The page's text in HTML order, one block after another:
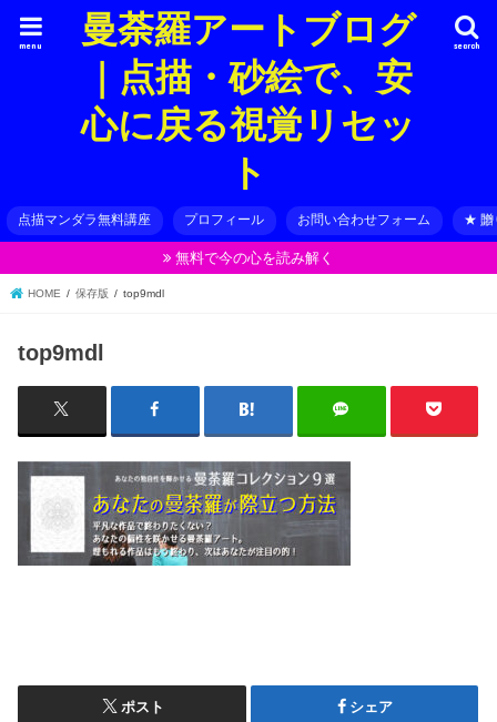
曼荼羅アートブログ
｜点描・砂絵で、安
心に戻る視覚リセッ
ト
search
menu
点描マンダラ無料講座 プロフィール お問い合わせフォーム ★ 贈
無料で今の心を読み解く
HOME 保存版 top9mdl
top9mdl
ポスト シェア